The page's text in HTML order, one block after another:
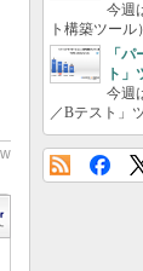
今週
ト構築ツール
「
ト
今週
／Bテスト」